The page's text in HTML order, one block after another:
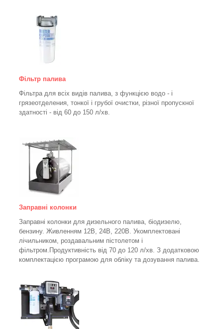
Фільтр палива
Фільтра для всіх видів палива, з функцією водо - і
грязеотделения, тонкої і грубої очистки, різної пропускної
здатності - від 60 до 150 л/хв
Заправні колонки
Заправні колонки для дизельного палива, біодизелю,
бензину. Живленням 12В, 24В, 220В. Укомплектовані
лічильником, роздавальним пістолетом і
фільтром. Продуктивність від 70 до 120 л/хв. З додатковою
комплектацією програмою для обліку та дозування палива.